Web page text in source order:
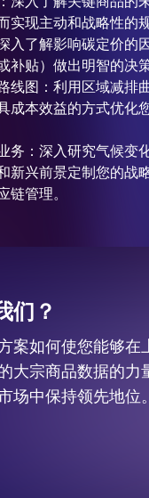
实现主动和战略性的规
入了解影响碳定价的
补贴）做出明智的决策
线图：利用区域减排
成本效益的方式优化
务：深入研究气候变
新兴前景定制您的战
链管理。
们？
案如何使您能够在
大宗商品数据的力
场中保持领先地位